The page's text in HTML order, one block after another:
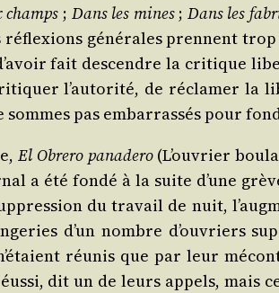
champs ; Dans les mines; Dans les
géné­rales prennent
fait des­cendre la cri­tique
l’au­to­ri­té, de récla­mer la
pas embar­ras­sés pour
El Obre­ro pana­de­ro(L’ou­vrier
a été fon­dé à la suite d’une
du tra­vail de nuit,
d’un nombre d’ou­vriers
réunis que par leur
dit un de leurs appels, mais